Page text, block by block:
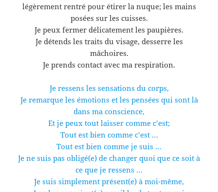
légèrement rentré pour étirer la nuque; les mains
posées sur les cuisses.
Je peux fermer délicatement les paupières.
Je détends les traits du visage, desserre les
mâchoires.
Je prends contact avec ma respiration.
Je ressens les sensations du corps,
Je remarque les émotions et les pensées qui sont là
dans ma conscience,
Et je peux tout laisser comme c’est;
Tout est bien comme c’est …
Tout est bien comme je suis …
Je ne suis pas obligé(e) de changer quoi que ce soit à
ce que je ressens …
Je suis simplement présent(e) à moi-même,